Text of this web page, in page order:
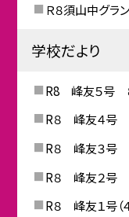
Ｒ８須山中グラ
学校だより
R8 峰友５号
R８ 峰友４号
R８ 峰友３号
R８ 峰友２号
R８ 峰友１号（